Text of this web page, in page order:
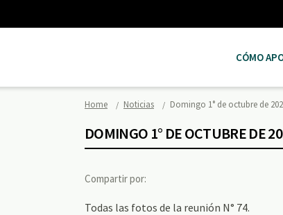
CÓMO
Home Noticias Domingo 1° de octubre de
DOMINGO 1° DE OCTUBRE DE
Compartir por:
Todas las fotos de la reunión N° 74.